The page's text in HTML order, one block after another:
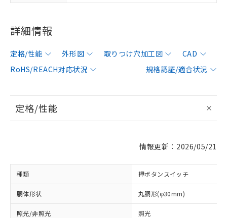
詳細情報
定格/性能 外形図 取りつけ穴加工図
CAD
RoHS/REACH対応状況
規格認証/適合状況
定格/性能
情報更新：2026/05/21
種類 押ボタンスイッチ
胴体形状 丸胴形(φ30mm)
照光/非照光 照光